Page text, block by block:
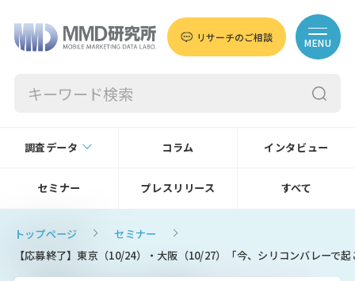
リサーチのご相談 MENU
調査データ コラム インタビュー
セミナー プレスリリース すべて
トップページ
セミナー
【応募終了】東京（10/24）・大阪（10/27）「今、シリコンバレーで